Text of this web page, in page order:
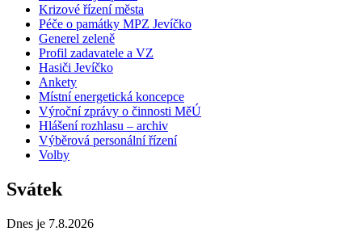
Krizové řízení města
Péče o památky MPZ Jevíčko
Generel zeleně
Profil zadavatele a VZ
Hasiči Jevíčko
Ankety
Místní energetická koncepce
Výroční zprávy o činnosti MěÚ
Hlášení rozhlasu – archiv
Výběrová personální řízení
Volby
Svátek
Dnes je 7.8.2026